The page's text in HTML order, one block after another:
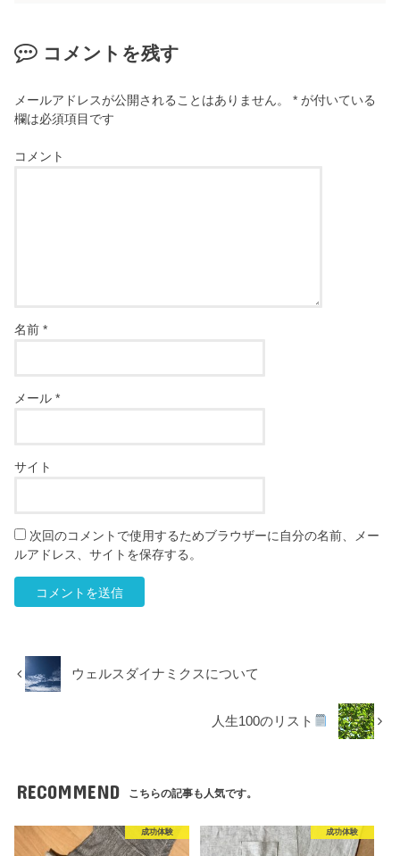
コメントを残す
メールアドレスが公開されることはありません。 * が付いている
欄は必須項目です
コメント
名前*
メール*
サイト
次回のコメントで使用するためブラウザーに自分の名前、メー
ルアドレス、サイトを保存する。
ウェルスダイナミクスについて
人生100のリスト
RECOMMEND こちらの記事も人気です。
成功体験 成功体験